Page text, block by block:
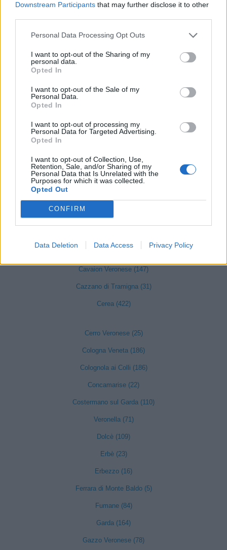
Downstream Participants that may further disclose it to other
Personal Data Processing Opt Outs
I want to opt-out of the Sharing of my
personal data.
Opted In
I want to opt-out of the Sale of my
Personal Data.
Opted In
I want to opt-out of processing my
Personal Data for Targeted Advertising.
Opted In
I want to opt-out of Collection, Use,
Retention, Sale, and/or Sharing of my
Personal Data that Is Unrelated with the
Purposes for which it was collected.
Opted Out
CONFIRM
Data Deletion Data Access Privacy Policy
Bevilacqua (24)
Bussolengo (561)
Caldiero (169)
Caprino Veronese (174)
Casaleone (103)
Castagnaro (49)
Cavaion Veronese (147)
Cazzano di Tramigna (31)
Cerea (422)
Cerro Veronese (25)
Cologna Veneta (186)
Colognola ai Colli (186)
Concamarise (22)
Costermano sul Garda (110)
Veronella (71)
Dolcè (109)
Erbè (23)
Erbezzo (16)
Ferrara di Monte Baldo (5)
Fumane (84)
Garda (164)
Gazzo Veronese (78)